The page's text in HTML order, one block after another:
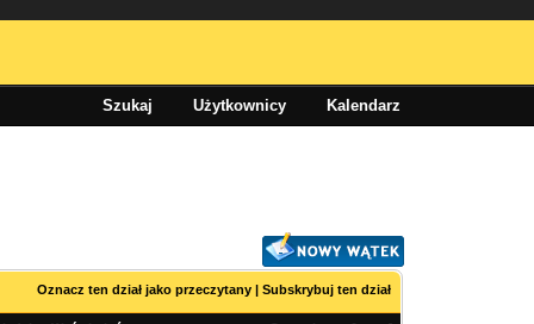
Szukaj Użytkownicy Kalendarz
Oznacz ten dział jako przeczytany |Subskrybuj ten dział